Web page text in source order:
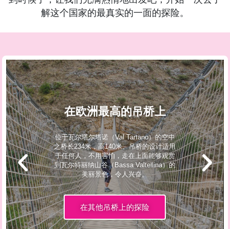
解这个国家的最真实的一面的探险。
在欧洲最高的吊桥上
位于瓦尔塔尔塔诺（Val Tartano）的空中
之桥长234米，高140米。吊桥的设计适用
于任何人，不用害怕，走在上面能够观赏
到瓦尔特丽纳山谷（Bassa Valtellina）的
美丽景色，令人兴奋。
在其他吊桥上的探险